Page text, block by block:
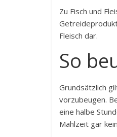
Zu Fisch und
Fleisch dar.
So
Grundsätzlich
vorzubeugen.
eine halbe
Mahlzeit gar